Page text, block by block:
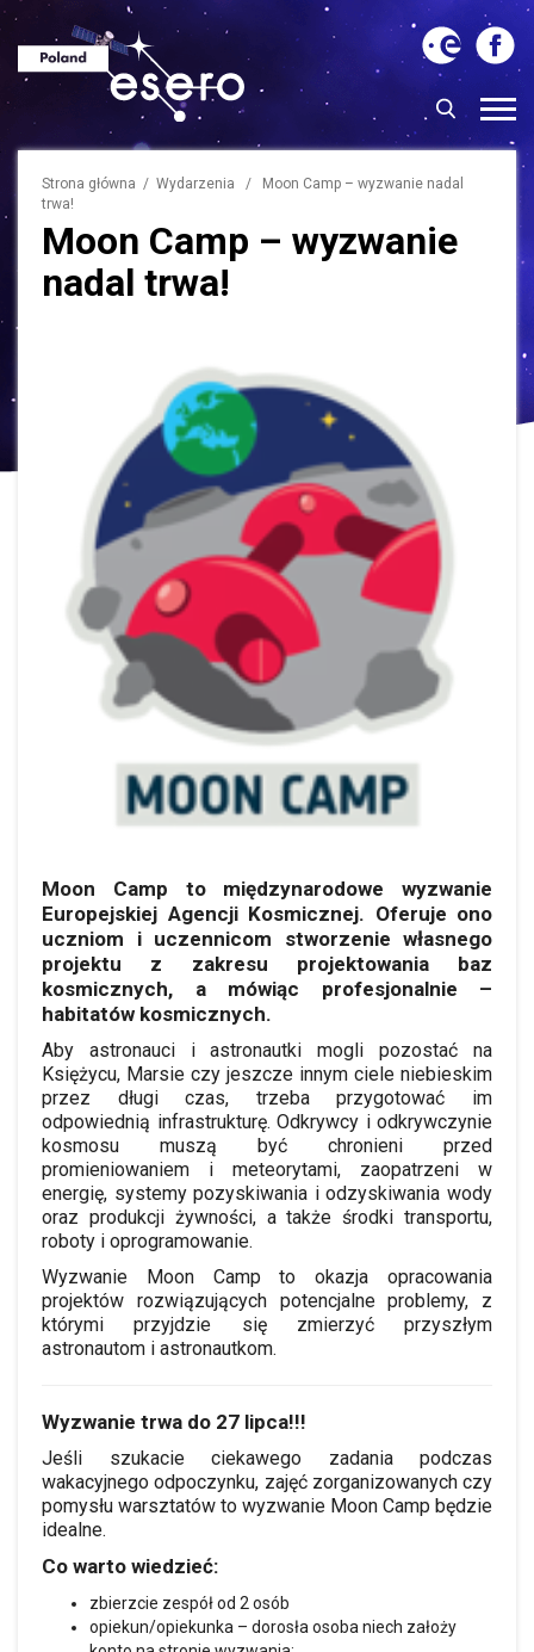
Strona główna / Wydarzenia / Moon Camp – wyzwanie nadal
trwa!
Moon Camp – wyzwanie
nadal trwa!
Moon Camp to międzynarodowe wyzwanie
Europejskiej Agencji Kosmicznej. Oferuje ono
uczniom i uczennicom stworzenie własnego
projektu z zakresu projektowania baz
kosmicznych, a mówiąc profesjonalnie –
habitatów kosmicznych.
Aby astronauci i astronautki mogli pozostać na
Księżycu, Marsie czy jeszcze innym ciele niebieskim
przez długi czas, trzeba przygotować im
odpowiednią infrastrukturę. Odkrywcy i odkrywczynie
kosmosu muszą być chronieni przed
promieniowaniem i meteorytami, zaopatrzeni w
energię, systemy pozyskiwania i odzyskiwania wody
oraz produkcji żywności, a także środki transportu,
roboty i oprogramowanie.
Wyzwanie Moon Camp to okazja opracowania
projektów rozwiązujących potencjalne problemy, z
którymi przyjdzie się zmierzyć przyszłym
astronautom i astronautkom.
Wyzwanie trwa do 27 lipca!!!
Jeśli szukacie ciekawego zadania podczas
wakacyjnego odpoczynku, zajęć zorganizowanych czy
pomysłu warsztatów to wyzwanie Moon Camp będzie
idealne.
Co warto wiedzieć:
zbierzcie zespół od 2 osób
opiekun/opiekunka – dorosła osoba niech założy